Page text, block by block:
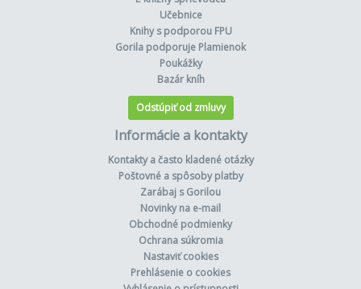
Učebnice
Knihy s podporou FPU
Gorila podporuje Plamienok
Poukážky
Bazár kníh
Odstúpiť od zmluvy
Informácie a kontakty
Kontakty a často kladené otázky
Poštovné a spôsoby platby
Zarábaj s Gorilou
Novinky na e-mail
Obchodné podmienky
Ochrana súkromia
Nastaviť cookies
Prehlásenie o cookies